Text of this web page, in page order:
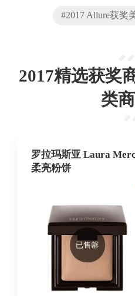
#2017 Allure获奖
2017精选获奖
类
罗拉玛斯亚 Laura
柔亮粉饼
已售罄